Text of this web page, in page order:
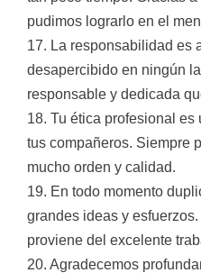
pudimos lograrlo en el
17. La responsabilidad es
desapercibido en ningún
responsable y dedicada
18. Tu ética profesional
tus compañeros. Siempre
mucho orden y calidad.
19. En todo momento
grandes ideas y
proviene del excelente
20. Agradecemos